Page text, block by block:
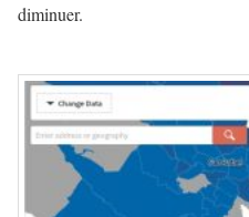
diminuer.